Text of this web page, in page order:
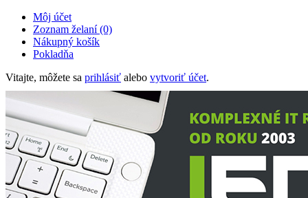
Môj účet
Zoznam želaní (0)
Nákupný košík
Pokladňa
Vitajte, môžete sa prihlásiť alebo vytvoriť účet.